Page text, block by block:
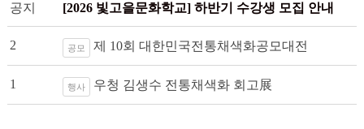
공지 [2026 빛고을문화학교] 하반기 수강생 모집 안내
2 공모 제 10회 대한민국전통채색화공모대전
1 행사 우청 김생수 전통채색화 회고展